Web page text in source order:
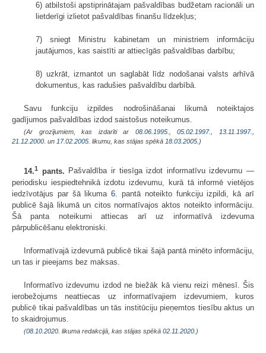
6) atbilstoši apstiprinātajam pašvaldības budžetam racionāli un
lietderīgi izlietot pašvaldības finanšu līdzekļus;
7) sniegt Ministru kabinetam un ministriem informāciju
jautājumos, kas saistīti ar attiecīgās pašvaldības darbību;
8) uzkrāt, izmantot un saglabāt līdz nodošanai valsts arhīvā
dokumentus, kas radušies pašvaldību darbībā.
Savu funkciju izpildes nodrošināšanai likumā noteiktajos
gadījumos pašvaldības izdod saistošus noteikumus.
(Ar grozījumiem, kas izdarīti ar 08.06.1995.,05.02.1997.,13.11.1997.,
21.12.2000. un 17.02.2005. likumu, kas stājas spēkā 18.03.2005.)
14.1 pants. Pašvaldība ir tiesīga izdot informatīvu izdevumu —
periodisku iespiedtehnikā izdotu izdevumu, kurā tā informē vietējos
iedzīvotājus par šā likuma6.
pantā noteikto funkciju izpildi, kā arī
publicē šajā likumā un citos normatīvajos aktos noteikto informāciju.
Šā panta noteikumi attiecas arī uz informatīvā izdevuma
pārpublicēšanu elektroniski.
Informatīvajā izdevumā publicē tikai šajā pantā minēto informāciju,
un tas ir pieejams bez maksas.
Informatīvo izdevumu izdod ne biežāk kā vienu reizi mēnesī. Šis
ierobežojums neattiecas uz informatīvajiem izdevumiem, kuros
publicē tikai pašvaldības un tās institūciju pieņemtos tiesību aktus un
to skaidrojumus.
(08.10.2020 . likuma redakcijā, kas stājas spēkā 02.11.2020. )